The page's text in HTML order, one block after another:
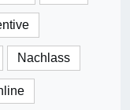
Nachlass